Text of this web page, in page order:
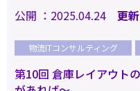
公開 ：2025.04.24 更
物流ITコンサルティング
第10回 倉庫レイアウト